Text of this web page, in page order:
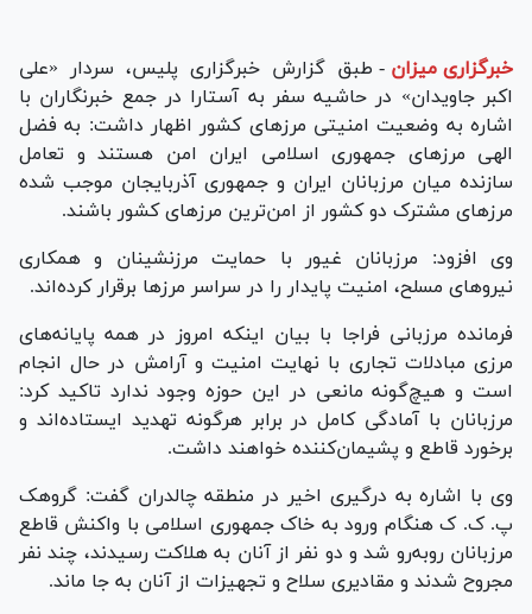
خبرگزاری میزان - طبق گزارش خبرگزاری پلیس، سردار «علی
اکبر جاویدان» در حاشیه سفر به آستارا در جمع خبرنگاران با
اشاره به وضعیت امنیتی مرز‌های کشور اظهار داشت: به فضل
الهی مرز‌های جمهوری اسلامی ایران امن هستند و تعامل
سازنده میان مرزبانان ایران و جمهوری آذربایجان موجب شده
مرز‌های مشترک دو کشور از امن‌ترین مرز‌های کشور باشند.
وی افزود: مرزبانان غیور با حمایت مرزنشینان و همکاری
نیرو‌های مسلح، امنیت پایدار را در سراسر مرز‌ها برقرار کرده‌اند.
فرمانده مرزبانی فراجا با بیان اینکه امروز در همه پایانه‌های
مرزی مبادلات تجاری با نهایت امنیت و آرامش در حال انجام
است و هیچ‌گونه مانعی در این حوزه وجود ندارد تاکید کرد:
مرزبانان با آمادگی کامل در برابر هرگونه تهدید ایستاده‌اند و
برخورد قاطع و پشیمان‌کننده خواهند داشت.
وی با اشاره به درگیری اخیر در منطقه چالدران گفت: گروهک
پ. ک. ک هنگام ورود به خاک جمهوری اسلامی با واکنش قاطع
مرزبانان روبه‌رو شد و دو نفر از آنان به هلاکت رسیدند، چند نفر
مجروح شدند و مقادیری سلاح و تجهیزات از آنان به جا ماند.